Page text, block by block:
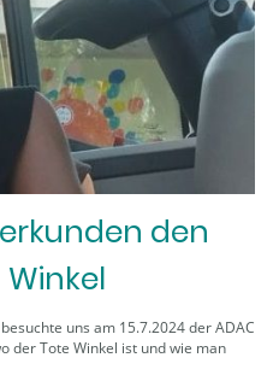
den
uns am 15.7.2024 der ADAC
der Tote Winkel ist und wie man